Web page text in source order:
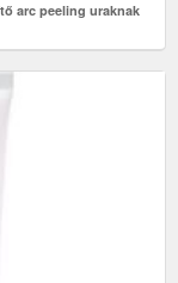
arc peeling uraknak